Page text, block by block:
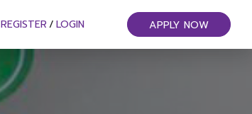
REGISTER / LOGIN APPLY NOW